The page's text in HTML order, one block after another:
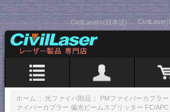
CivilLasers(日本語)
ホーム :: 光ファイバ部品 :: PMファイバーカプラー
ァイバーカプラー 偏光ビームスプリッター FC/